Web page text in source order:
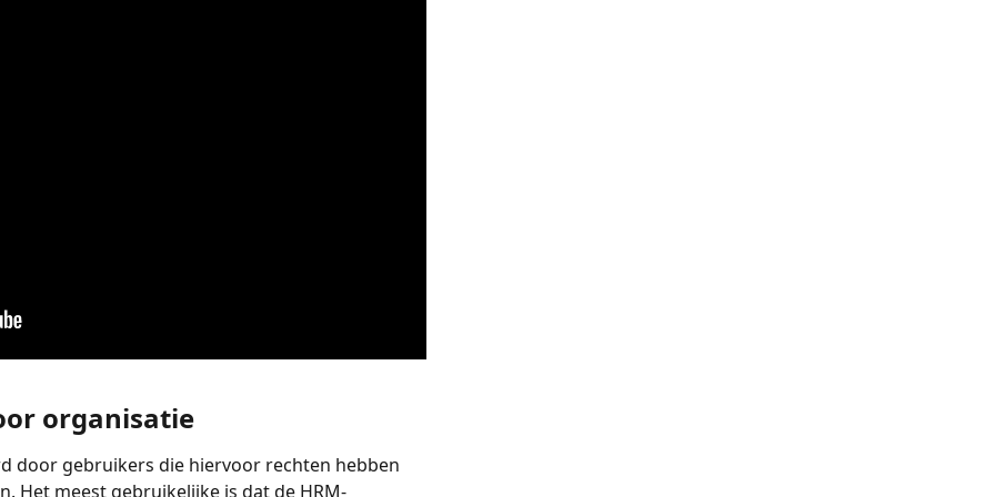
organisatie
door gebruikers die hiervoor rechten hebben
Het meest gebruikelijke is dat de HRM-